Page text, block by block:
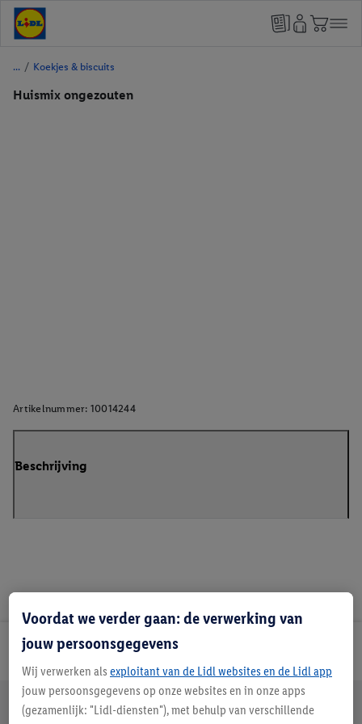
/ Koekjes & biscuits
Huismix ongezouten
Artikelnummer: 10014244
Beschrijving
Lidl Nieuwsbrief
Jouw voordelen bij ons als Lidl webshop klant
Gratis retourneren Veilig winkelen
Voordat we verder gaan: de verwerking van
jouw persoonsgegevens
Wij verwerken als exploitant van de Lidl websites en de Lidl app
jouw persoonsgegevens op onze websites en in onze apps
(gezamenlijk: "Lidl-diensten"), met behulp van verschillende